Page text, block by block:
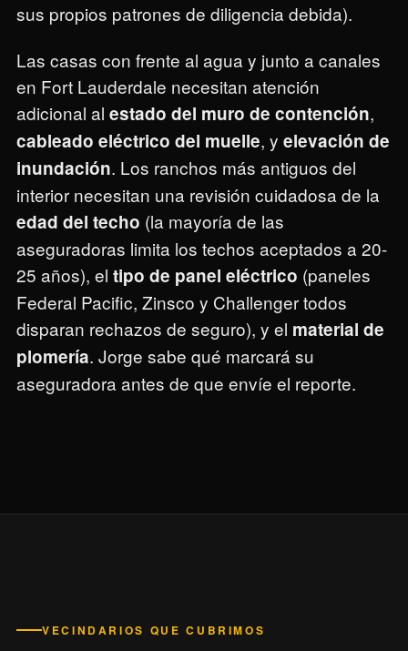
sus propios patrones de diligencia debida).
Las casas con frente al agua y junto a canales
en Fort Lauderdale necesitan atención
adicional al estado del muro de contención,
cableado eléctrico del muelle, y elevación de
inundación. Los ranchos más antiguos del
interior necesitan una revisión cuidadosa de la
edad del techo (la mayoría de las
aseguradoras limita los techos aceptados a 20-
25 años), el tipo de panel eléctrico (paneles
Federal Pacific, Zinsco y Challenger todos
disparan rechazos de seguro), y el material de
plomería. Jorge sabe qué marcará su
aseguradora antes de que envíe el reporte.
VECINDARIOS QUE CUBRIMOS